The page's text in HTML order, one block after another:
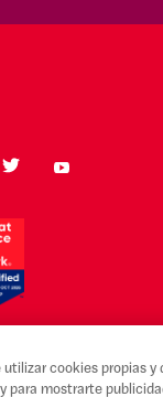
utilizar cookies propias y
para mostrarte